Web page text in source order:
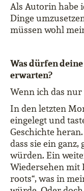
Als Autorin habe
Dinge
müssen wohl
Was dürfen
erwarten?
Wenn ich das nur
In den letzten
eingelegt und
Geschichte
dass sie ein ganz,
würden. Ein
Wiedersehen mit
roots“, was in